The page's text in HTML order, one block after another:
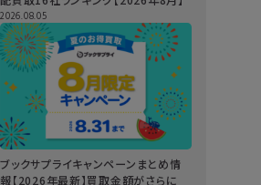
2026.08.05
ブックサプライキャンペーンまとめ情
報【2026年最新】買取金額がさらに